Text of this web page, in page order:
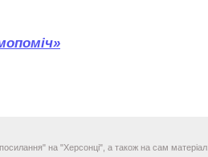
на "Херсонці", а також на сам матеріал.